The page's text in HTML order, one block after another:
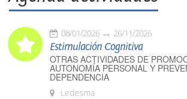
08/01/2026 26/11/2026
Estimulación Cognitiva
OTRAS ACTIVIDADES DE
AUTONOMÍA PERSONAL Y
DEPENDENCIA
Ledesma